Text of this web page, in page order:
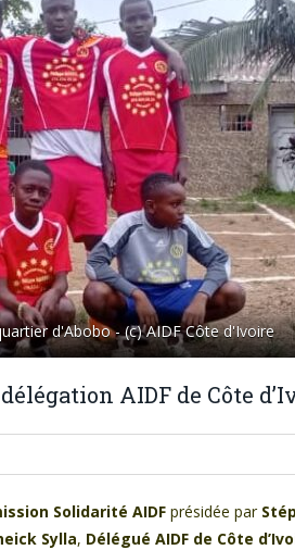
d'Abobo - (c) AIDF Côte d'Ivoire
AIDF de Côte
Solidarité AIDF présidée par
Sylla, Délégué AIDF de Côte